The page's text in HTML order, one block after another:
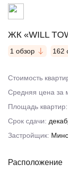
ЖК «WILL
1 обзор 162
Стоимость
Средняя цена за
Площадь квартир:
Срок сдачи:
Застройщик:
Расположение